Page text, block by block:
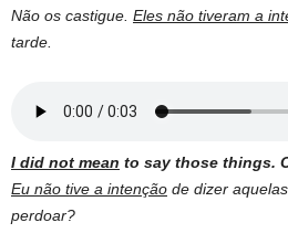
Não os castigue. Eles não tiveram a
tarde.
I did not mean to say those things.
Eu não tive a intenção de dizer
perdoar?